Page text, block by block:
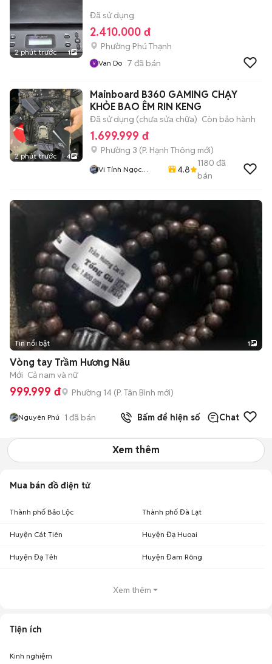
2 phút trước 1
Đã sử dụng
2.410.000 đ
Phường Phú Thạnh
Van Do 7 đã bán
2 phút trước 4
Mainboard B360 GAMING CHẠY
KHỎE BAO ÊM RIN KENG
Đã sử dụng (chưa sửa chữa) Còn bảo hành
1.699.999 đ
Phường 3 (P. Hạnh Thông mới)
Vi Tính Ngọc
4.8
1180 đã
bán
Tin nổi bật 1
Vòng tay Trầm Hương Nâu
Mới Cả nam và nữ
999.999 đ Phường 14 (P. Tân Bình mới)
Nguyên Phú 1 đã bán Bấm để hiện số Chat
Xem thêm
Mua bán đồ điện tử
Thành phố Bảo Lộc Thành phố Đà Lạt
Huyện Cát Tiên Huyện Đạ Huoai
Huyện Đạ Tẻh Huyện Đam Rông
Xem thêm
Tiện ích
Kinh nghiệm